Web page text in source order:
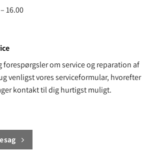
16.00
forespørgsler om service og reparation af
venligst vores serviceformular, hvorefter
kontakt til dig hurtigst muligt.